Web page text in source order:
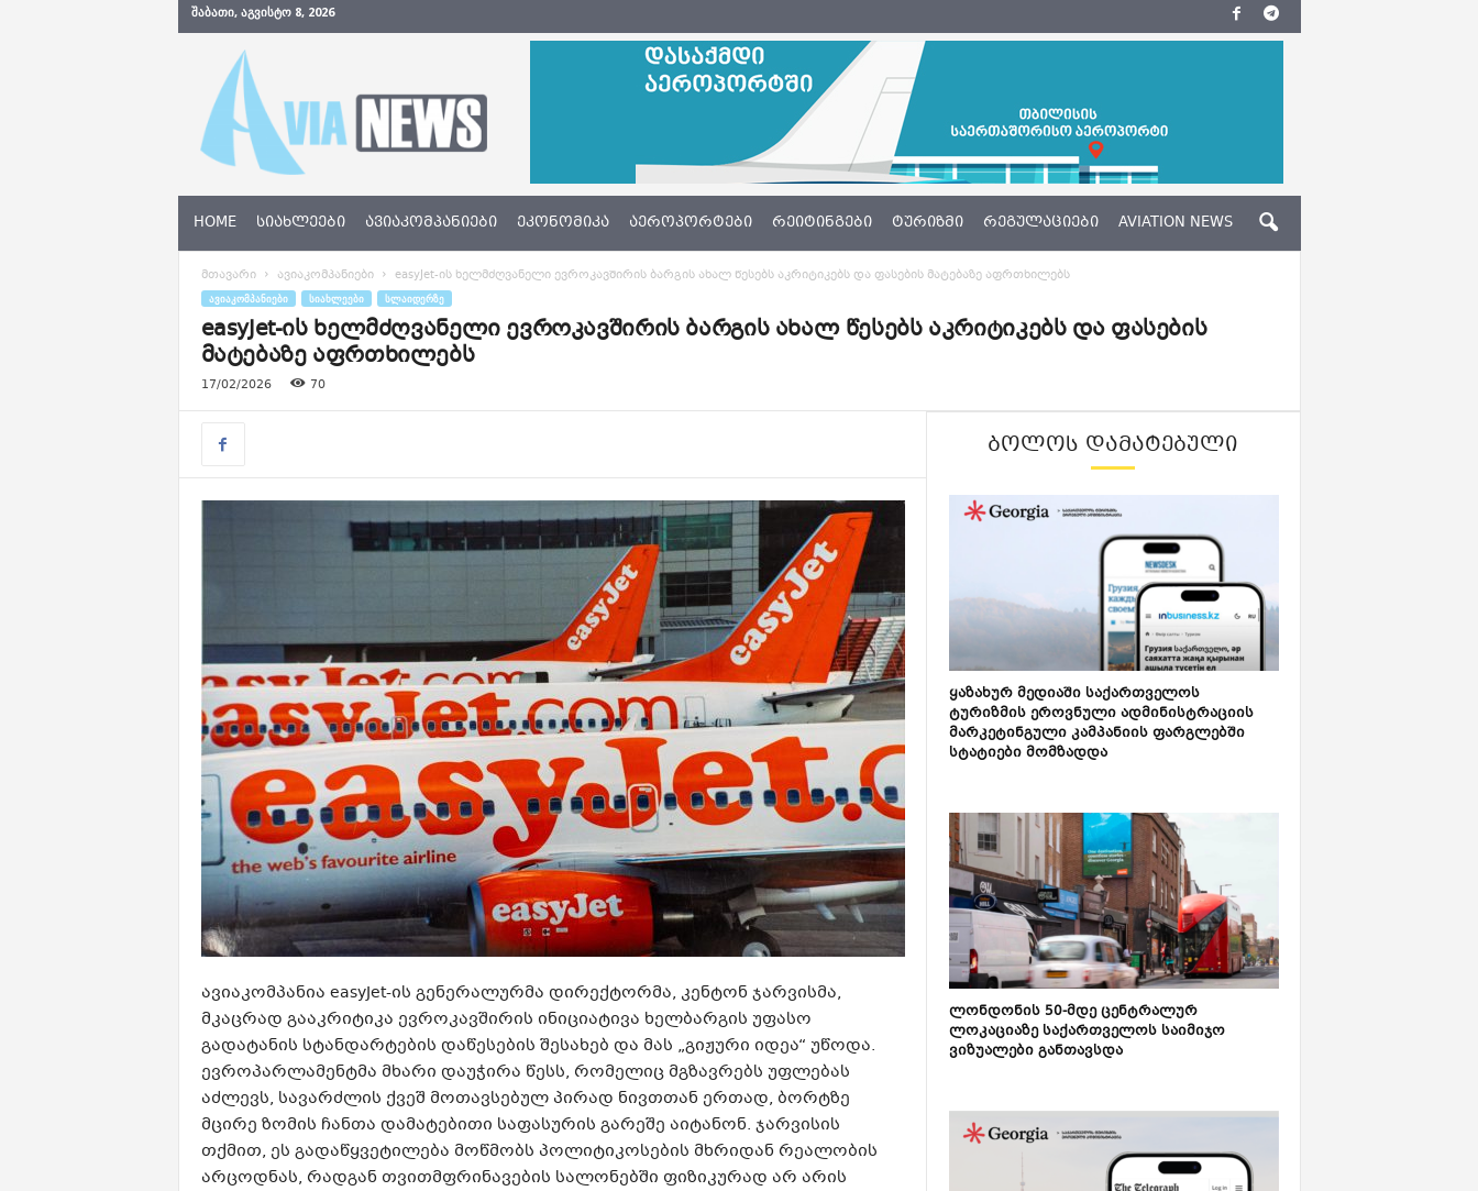
ᲨᲐᲑᲐᲗᲘ, ᲐᲒᲕᲘᲡᲢᲝ 8, 2026
N
w
s
e
HOME ᲡᲘᲐᲮᲚᲔᲔᲑᲘ ᲐᲕᲘᲐᲙᲝᲛᲞᲐᲜᲘᲔᲑᲘ ᲔᲙᲝᲜᲝᲛᲘᲙᲐ ᲐᲔᲠᲝᲞᲝᲠᲢᲔᲑᲘ ᲠᲔᲘᲢᲘᲜᲒᲔᲑᲘ ᲢᲣᲠᲘᲖᲛᲘ ᲠᲔᲒᲣᲚᲐᲪᲘᲔᲑᲘ AVIATION NEWS
მთავარი ავიაკომპანიები easyJet-ის ხელმძღვანელი ევროკავშირის ბარგის ახალ წესებს აკრიტიკებს და ფასების მატებაზე აფრთხილებს
ᲐᲕᲘᲐᲙᲝᲛᲞᲐᲜᲘᲔᲑᲘ ᲡᲘᲐᲮᲚᲔᲔᲑᲘ ᲡᲚᲐᲘᲓᲔᲠᲖᲔ
easyJet-ის ხელმძღვანელი ევროკავშირის ბარგის ახალ წესებს აკრიტიკებს და ფასების
მატებაზე აფრთხილებს
17/02/2026 70
ავიაკომპანია easyJet-ის გენერალურმა დირექტორმა, კენტონ ჯარვისმა,
მკაცრად გააკრიტიკა ევროკავშირის ინიციატივა ხელბარგის უფასო
გადატანის სტანდარტების დაწესების შესახებ და მას „გიჟური იდეა“ უწოდა.
ევროპარლამენტმა მხარი დაუჭირა წესს, რომელიც მგზავრებს უფლებას
აძლევს, სავარძლის ქვეშ მოთავსებულ პირად ნივთთან ერთად, ბორტზე
მცირე ზომის ჩანთა დამატებითი საფასურის გარეშე აიტანონ. ჯარვისის
თქმით, ეს გადაწყვეტილება მოწმობს პოლიტიკოსების მხრიდან რეალობის
არცოდნას, რადგან თვითმფრინავების სალონებში ფიზიკურად არ არის
ᲑᲝᲚᲝᲡ ᲓᲐᲛᲐᲢᲔᲑᲣᲚᲘ
ყაზახურ მედიაში საქართველოს
ტურიზმის ეროვნული ადმინისტრაციის
მარკეტინგული კამპანიის ფარგლებში
სტატიები მომზადდა
ლონდონის 50-მდე ცენტრალურ
ლოკაციაზე საქართველოს საიმიჯო
ვიზუალები განთავსდა